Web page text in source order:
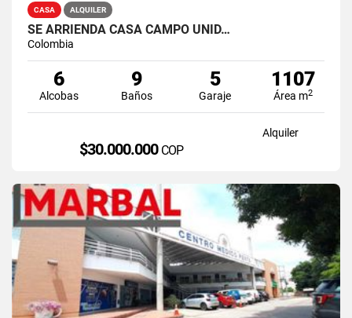
CASA ALQUILER
SE ARRIENDA CASA CAMPO UNID…
Colombia
6
Alcobas
9
Baños
5
Garaje
1107
Área m2
Alquiler
$30.000.000 COP